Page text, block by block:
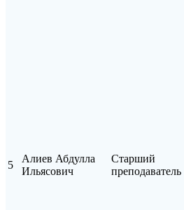
5
Алиев Абдулла
Ильясович
Старший
преподаватель